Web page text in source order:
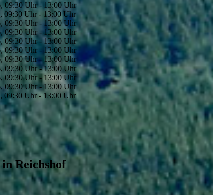
09:30 Uhr - 13:00 Uhr
09:30 Uhr - 13:00 Uhr
09:30 Uhr - 13:00 Uhr
09:30 Uhr - 13:00 Uhr
09:30 Uhr - 13:00 Uhr
09:30 Uhr - 13:00 Uhr
09:30 Uhr - 13:00 Uhr
09:30 Uhr - 13:00 Uhr
09:30 Uhr - 13:00 Uhr
09:30 Uhr - 13:00 Uhr
09:30 Uhr - 13:00 Uhr
Reichshof